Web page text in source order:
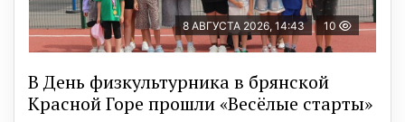
8 АВГУСТА 2026, 14:43 10
В День физкультурника в брянской
Красной Горе прошли «Весёлые старты»